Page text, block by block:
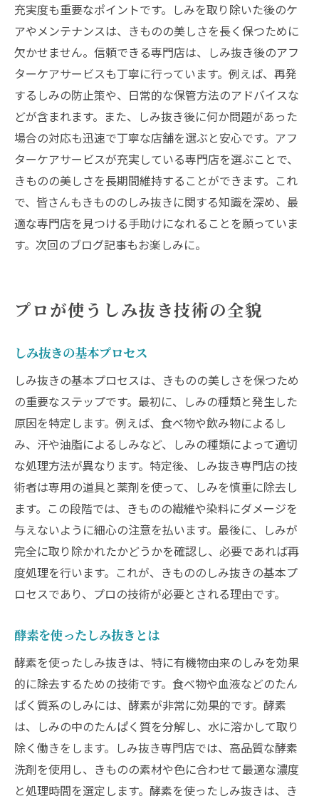
充実度も重要なポイントです。しみを取り除いた後のケ
アやメンテナンスは、きものの美しさを長く保つために
欠かせません。信頼できる専門店は、しみ抜き後のアフ
ターケアサービスも丁寧に行っています。例えば、再発
するしみの防止策や、日常的な保管方法のアドバイスな
どが含まれます。また、しみ抜き後に何か問題があった
場合の対応も迅速で丁寧な店舗を選ぶと安心です。アフ
ターケアサービスが充実している専門店を選ぶことで、
きものの美しさを長期間維持することができます。これ
で、皆さんもきもののしみ抜きに関する知識を深め、最
適な専門店を見つける手助けになれることを願っていま
す。次回のブログ記事もお楽しみに。
プロが使うしみ抜き技術の全貌
しみ抜きの基本プロセス
しみ抜きの基本プロセスは、きものの美しさを保つため
の重要なステップです。最初に、しみの種類と発生した
原因を特定します。例えば、食べ物や飲み物によるし
み、汗や油脂によるしみなど、しみの種類によって適切
な処理方法が異なります。特定後、しみ抜き専門店の技
術者は専用の道具と薬剤を使って、しみを慎重に除去し
ます。この段階では、きものの繊維や染料にダメージを
与えないように細心の注意を払います。最後に、しみが
完全に取り除かれたかどうかを確認し、必要であれば再
度処理を行います。これが、きもののしみ抜きの基本プ
ロセスであり、プロの技術が必要とされる理由です。
酵素を使ったしみ抜きとは
酵素を使ったしみ抜きは、特に有機物由来のしみを効果
的に除去するための技術です。食べ物や血液などのたん
ぱく質系のしみには、酵素が非常に効果的です。酵素
は、しみの中のたんぱく質を分解し、水に溶かして取り
除く働きをします。しみ抜き専門店では、高品質な酵素
洗剤を使用し、きものの素材や色に合わせて最適な濃度
と処理時間を選定します。酵素を使ったしみ抜きは、き